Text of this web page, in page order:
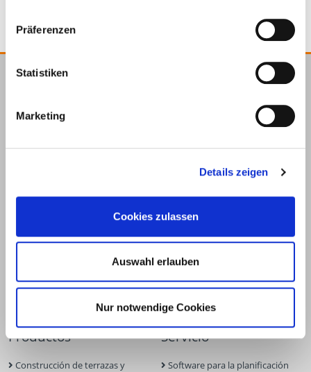
Präferenzen
Statistiken
Marketing
Details zeigen
Cookies zulassen
Auswahl erlauben
Nur notwendige Cookies
Unter dem Hofe 5
+49 2331 6245-0
Productos
Construcción de terrazas y
Servicio
Software para la planificación